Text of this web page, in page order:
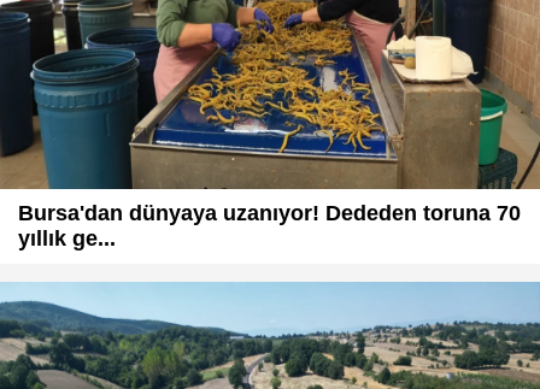
Bursa'dan dünyaya uzanıyor! Dededen toruna 70
yıllık ge...